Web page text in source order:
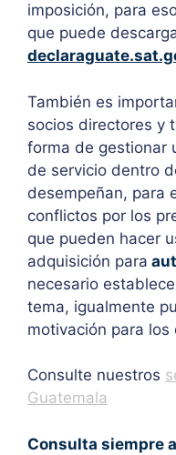
imposición, para
que puede
También es
socios directores y
forma de gestionar
de servicio dentro
desempeñan, para
conflictos por los
que pueden hacer
adquisición para
necesario
tema, igualmente
motivación para los
Consulte nuestros
Guatemala
Consulta siempre